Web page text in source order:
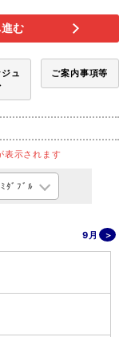
む
ュ
ご案内事項等
表示されます
9月